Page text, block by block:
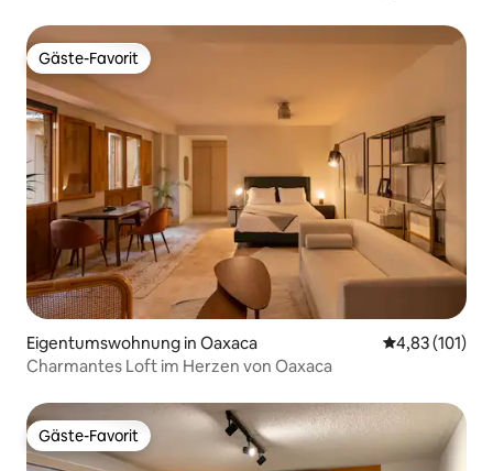
Gäste-Favorit
Gäste-Favorit
Eigentumswohnung in Oaxaca
4,83 (101)
Charmantes Loft im Herzen von Oaxaca
Gäste-Favorit
Gäste-Favorit